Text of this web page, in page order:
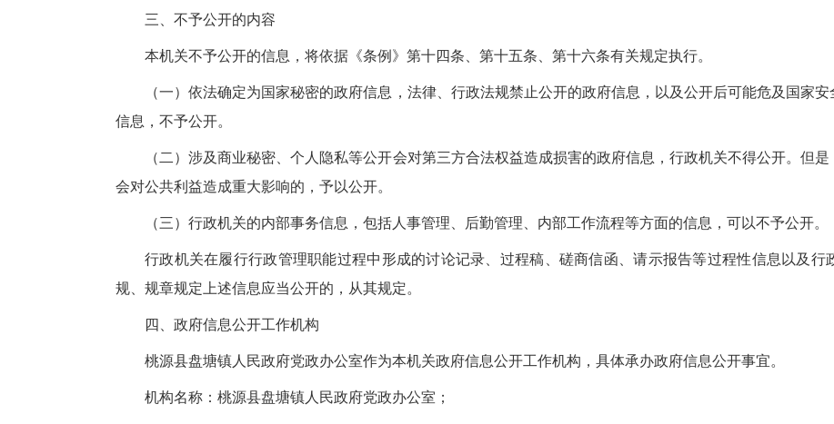
三、不予公开的内容
本机关不予公开的信息，将依据《条例》第十四条、第十五条、第十六条有关规定执行。
（一）依法确定为国家秘密的政府信息，法律、行政法规禁止公开的政府信息，以及公开后可能危及国家
信息，不予公开。
（二）涉及商业秘密、个人隐私等公开会对第三方合法权益造成损害的政府信息，行政机关不得公开。但
会对公共利益造成重大影响的，予以公开。
（三）行政机关的内部事务信息，包括人事管理、后勤管理、内部工作流程等方面的信息，可以不予公开。
行政机关在履行行政管理职能过程中形成的讨论记录、过程稿、磋商信函、请示报告等过程性信息以及
规、规章规定上述信息应当公开的，从其规定。
四、政府信息公开工作机构
桃源县盘塘镇人民政府党政办公室作为本机关政府信息公开工作机构，具体承办政府信息公开事宜。
机构名称：桃源县盘塘镇人民政府党政办公室；